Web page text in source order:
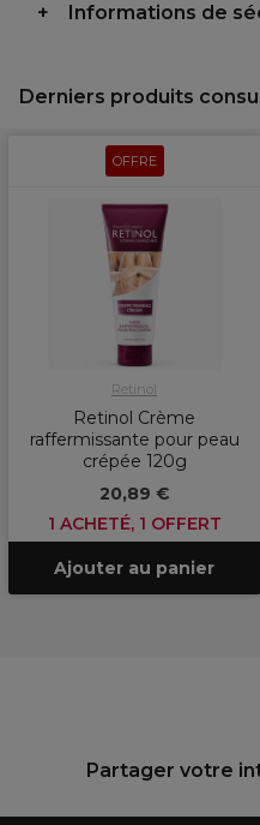
Informations de
Derniers produits
OFFRE
Retinol
Retinol Crème
raffermissante pour peau
crépée 120g
20,89 €
1 ACHETÉ, 1 OFFERT
Ajouter au panier
Partager votre